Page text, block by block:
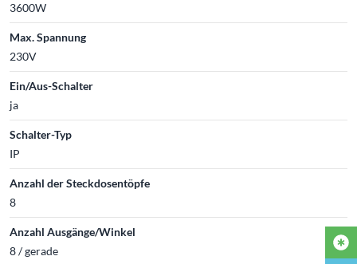
3600W
Max. Spannung
230V
Ein/Aus-Schalter
ja
Schalter-Typ
IP
Anzahl der Steckdosentöpfe
8
Anzahl Ausgänge/Winkel
8 / gerade